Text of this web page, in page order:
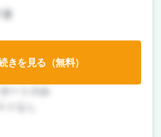
きを見る（無料）